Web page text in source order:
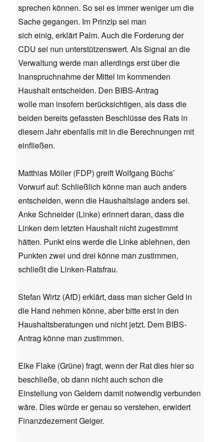
sprechen können. So sei es immer weniger um die
Sache gegangen. Im Prinzip sei man
sich einig, erklärt Palm. Auch die Forderung der
CDU sei nun unterstützenswert. Als Signal an die
Verwaltung werde man allerdings erst über die
Inanspruchnahme der Mittel im kommenden
Haushalt entscheiden. Den BIBS-Antrag
wolle man insofern berücksichtigen, als dass die
beiden bereits gefassten Beschlüsse des Rats in
diesem Jahr ebenfalls mit in die Berechnungen mit
einfließen.
Matthias Möller (FDP) greift Wolfgang Büchs’
Vorwurf auf: Schließlich könne man auch anders
entscheiden, wenn die Haushaltslage anders sei.
Anke Schneider (Linke) erinnert daran, dass die
Linken dem letzten Haushalt nicht zugestimmt
hätten. Punkt eins werde die Linke ablehnen, den
Punkten zwei und drei könne man zustimmen,
schließt die Linken-Ratsfrau.
Stefan Wirtz (AfD) erklärt, dass man sicher Geld in
die Hand nehmen könne, aber bitte erst in den
Haushaltsberatungen und nicht jetzt. Dem BIBS-
Antrag könne man zustimmen.
Elke Flake (Grüne) fragt, wenn der Rat dies hier so
beschließe, ob dann nicht auch schon die
Einstellung von Geldern damit notwendig verbunden
wäre. Dies würde er genau so verstehen, erwidert
Finanzdezernent Geiger.